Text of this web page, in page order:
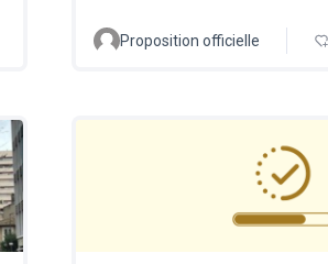
Proposition officielle